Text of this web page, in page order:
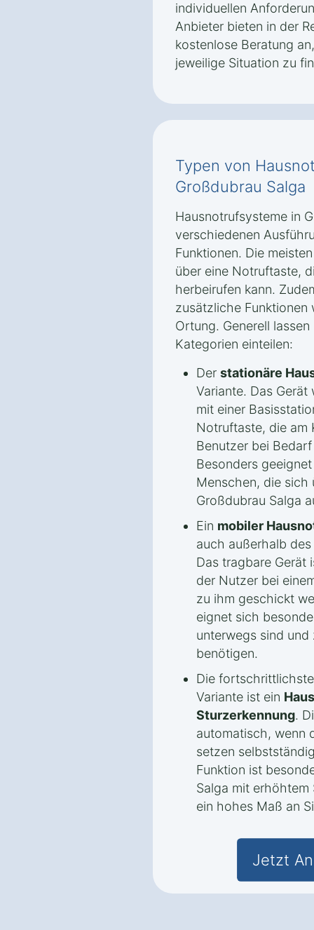
individuellen
Anbieter bieten in der
kostenlose Beratung
jeweilige Situation zu
Typen von
Großdubrau Salga
Hausnotrufsysteme in
verschiedenen
Funktionen. Die
über eine Notruftaste,
herbeirufen kann.
zusätzliche Funktionen
Ortung. Generell
Kategorien einteilen:
Der stationäre
Variante. Das
mit einer
Notruftaste, die am
Benutzer bei
Besonders
Menschen, die sich
Großdubrau Salga
Ein mobiler
auch außerhalb
Das tragbare Gerät
der Nutzer bei
zu ihm geschickt
eignet sich
unterwegs sind
benötigen.
Die
Variante ist ein
Sturzerkennung.
automatisch, wenn
setzen
Funktion ist
Salga mit
ein hohes Maß an
Jetzt